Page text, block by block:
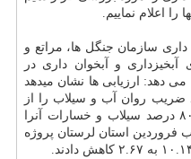
اعلام نماییم.
سازمان جنگل ها، مراتع و
آبخیزداری و آبخوان داری در
دهد: ارزیابی ها نشان میدهد
ضریب روان آب و سیلاب را از
۱۰ به دو كاهش دهند. این یعنی تا ۸۰ درصد سیلاب و خسارات آنرا
استان لرستان پروژه